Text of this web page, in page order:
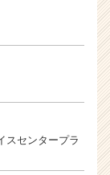
スセンタープラ